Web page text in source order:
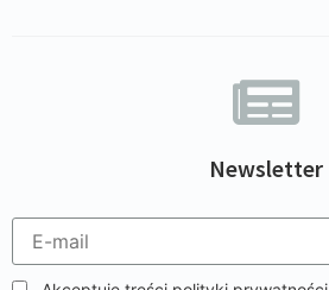
Newsletter